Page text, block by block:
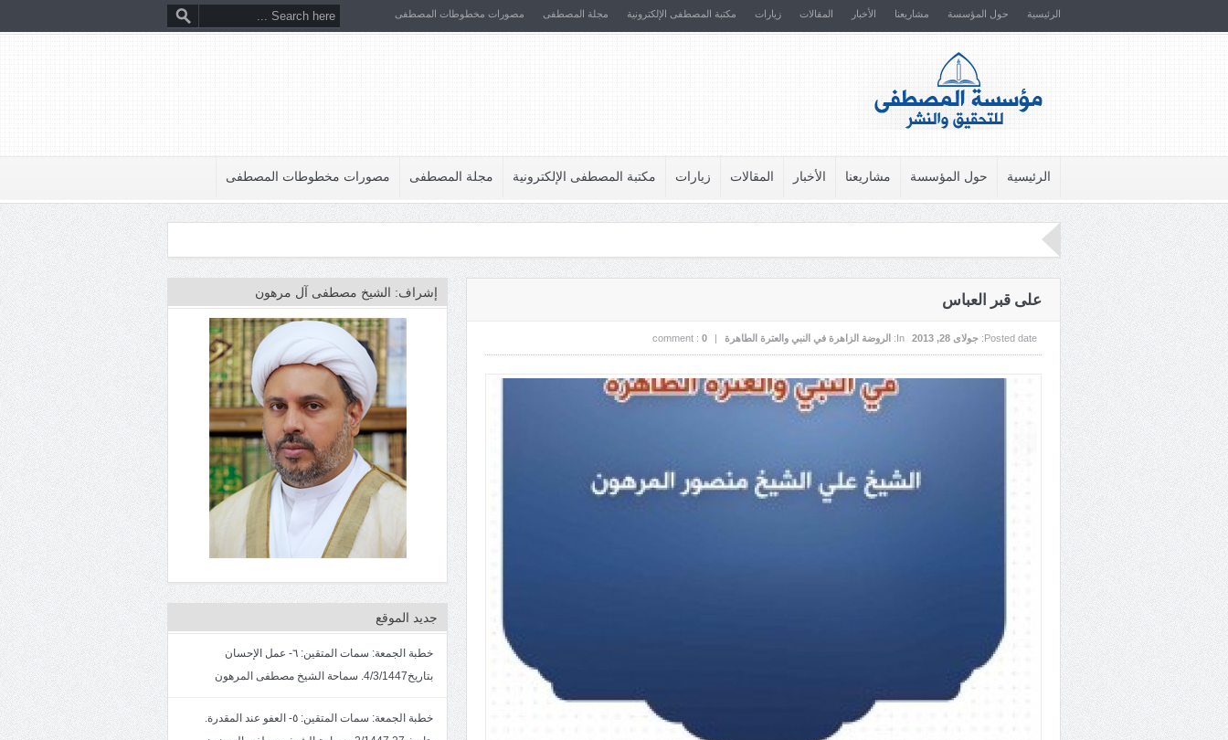
الرئيسية حول المؤسسة مشاريعنا الأخبار المقالات زيارات مكتبة المصطفى الإلكترونية مجلة المصطفى مصورات مخطوطات المصطفى
الرئيسية حول المؤسسة مشاريعنا الأخبار المقالات زيارات مكتبة المصطفى الإلكترونية مجلة المصطفى مصورات مخطوطات المصطفى
على قبر العباس
Posted date: جولای 28, 2013 In: الروضة الزاهرة في النبي والعترة الطاهرة |
comment : 0
إشراف: الشيخ مصطفى آل مرهون
جديد الموقع
خطبة الجمعة: سمات المتقين: ٦- عمل الإحسان
بتاريخ4/3/1447. سماحة الشيخ مصطفى المرهون
خطبة الجمعة: سمات المتقين: ٥- العفو عند المقدرة.